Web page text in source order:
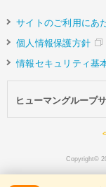
サイトのご利用にあ
個人情報保護方針
情報セキュリティ基
ヒューマングループ
Copyright©